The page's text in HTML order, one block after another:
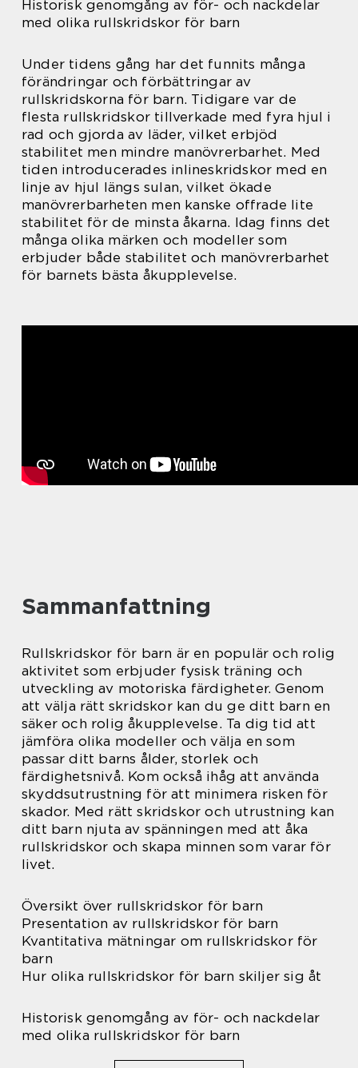
Historisk genomgång av för- och nackdelar
med olika rullskridskor för barn
Under tidens gång har det funnits många
förändringar och förbättringar av
rullskridskorna för barn. Tidigare var de
flesta rullskridskor tillverkade med fyra hjul i
rad och gjorda av läder, vilket erbjöd
stabilitet men mindre manövrerbarhet. Med
tiden introducerades inlineskridskor med en
linje av hjul längs sulan, vilket ökade
manövrerbarheten men kanske offrade lite
stabilitet för de minsta åkarna. Idag finns det
många olika märken och modeller som
erbjuder både stabilitet och manövrerbarhet
för barnets bästa åkupplevelse.
Sammanfattning
Rullskridskor för barn är en populär och rolig
aktivitet som erbjuder fysisk träning och
utveckling av motoriska färdigheter. Genom
att välja rätt skridskor kan du ge ditt barn en
säker och rolig åkupplevelse. Ta dig tid att
jämföra olika modeller och välja en som
passar ditt barns ålder, storlek och
färdighetsnivå. Kom också ihåg att använda
skyddsutrustning för att minimera risken för
skador. Med rätt skridskor och utrustning kan
ditt barn njuta av spänningen med att åka
rullskridskor och skapa minnen som varar för
livet.
Översikt över rullskridskor för barn
Presentation av rullskridskor för barn
Kvantitativa mätningar om rullskridskor för
barn
Hur olika rullskridskor för barn skiljer sig åt
Historisk genomgång av för- och nackdelar
med olika rullskridskor för barn